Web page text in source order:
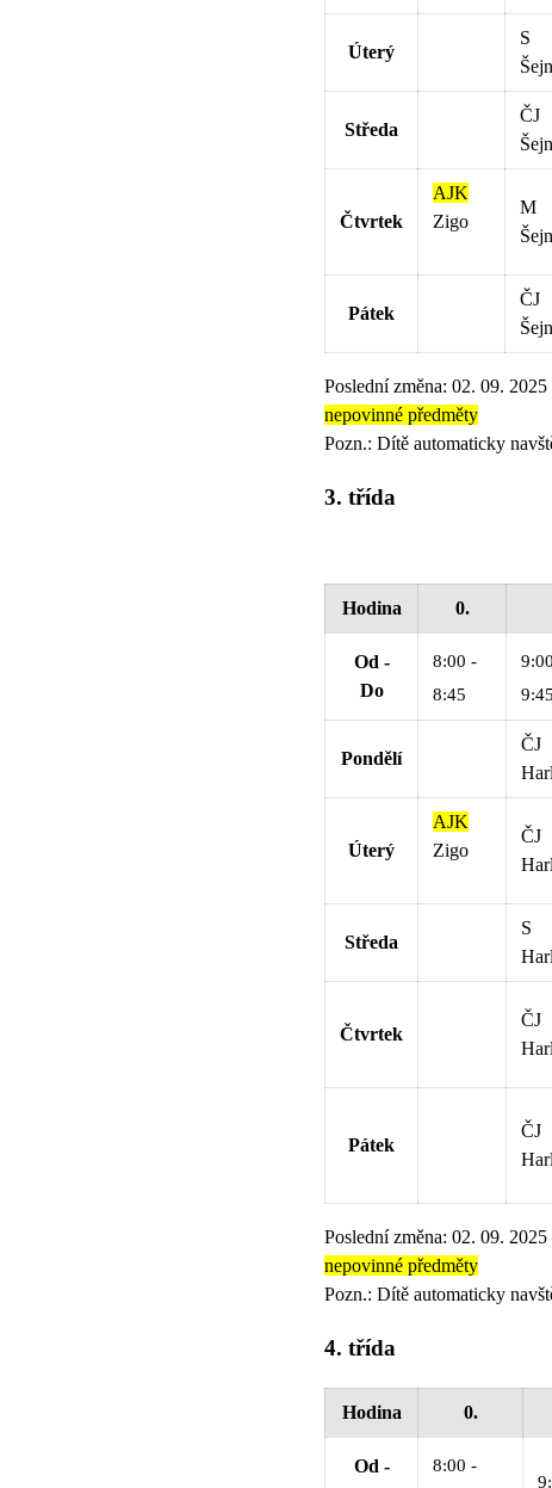
Úterý
S
Středa
ČJ
Čtvrtek
AJK
Zigo
M
Pátek
ČJ
Poslední změna: 02. 09. 2025
nepovinné předměty
Pozn.: Dítě automaticky
3. třída
Hodina 0.
Od -
Do
8:00 -
8:45
9:45
Pondělí
ČJ
Úterý
AJK
Zigo
ČJ
Středa
S
Čtvrtek
ČJ
Pátek
ČJ
Poslední změna: 02. 09. 2025
nepovinné předměty
Pozn.: Dítě automaticky
4. třída
Hodina 0.
Od -
8:00 -